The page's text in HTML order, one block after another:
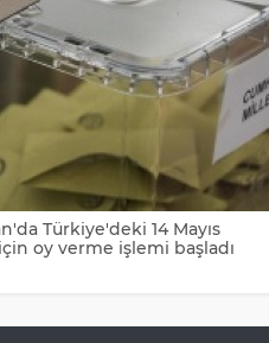
Türkiye'deki 14 Mayıs
oy verme işlemi başladı